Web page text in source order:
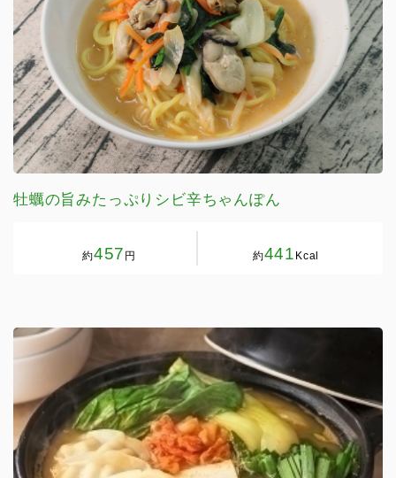
牡蠣の旨みたっぷりシビ辛ちゃんぽん
約457 円 約441 Kcal